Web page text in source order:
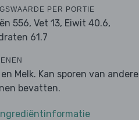
PER PORTIE
556, Vet 13, Eiwit 40.6,
61.7
Melk. Kan sporen van andere
bevatten.